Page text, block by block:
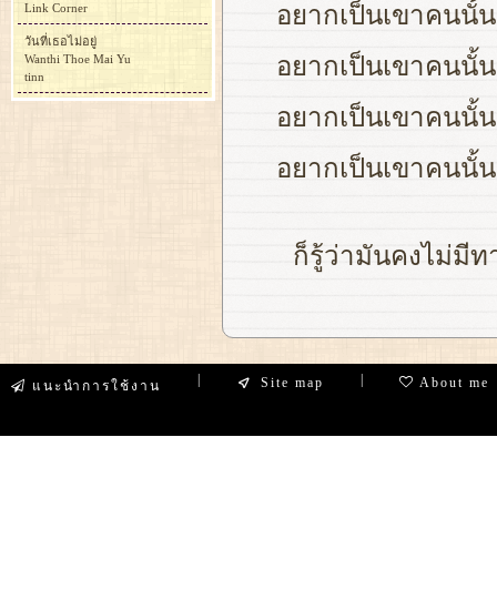
อยากเป็นเขาคนนั้
อยากเป็นเขาคนนั้
อยากเป็นเขาคนนั้
อยากเป็นเขาคนนั้
ก็รู้ว่ามันคงไม่มีท
Link Corner
วันที่เธอไม่อยู่
Wanthi Thoe Mai Yu
tinn
แนะนำการใช้งาน Site map About me